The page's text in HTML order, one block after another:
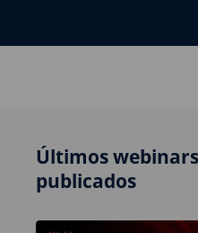
Últimos
publicados